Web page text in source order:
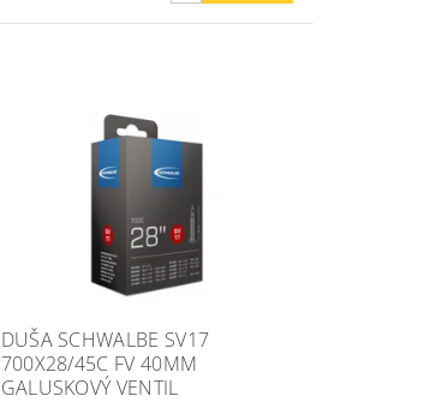
DUŠA SCHWALBE SV17
700X28/45C FV 40MM
GALUSKOVÝ VENTIL